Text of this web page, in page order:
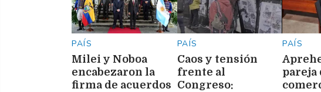
PAÍS
Milei y Noboa
encabezaron la
firma de acuerdos
PAÍS
Caos y tensión
frente al
Congreso:
PAÍS
pareja